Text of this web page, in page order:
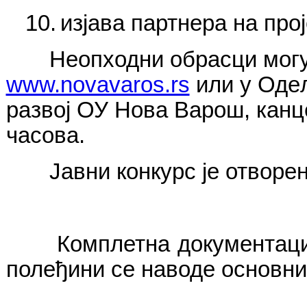
10. изјава партнера на
Неопходни обрасци могу
www.novavaros.rs или у
развој ОУ Нова Варош,
часова.
Јавни конкурс је
Комплетна
полеђини се наводе